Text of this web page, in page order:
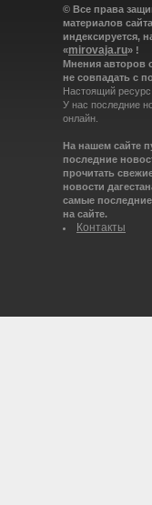
© Все права
материалов
индексируется,
«mirovaja.ru» !
Мнения авторов
не совпадать с
Настоящий
У нас последние
онлайн.
На нашем сайте
последние
прочитать
новости
самые
на сайте.
Контакты